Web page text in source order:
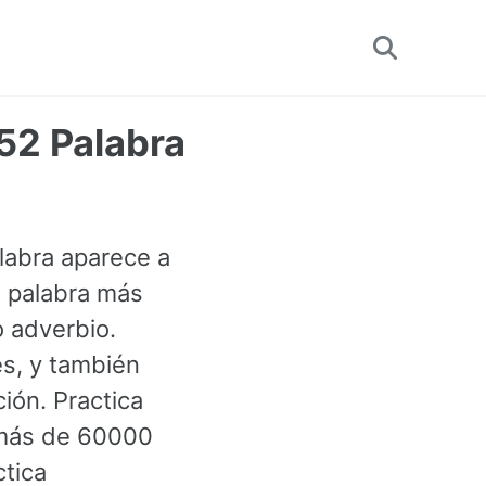
Toggle
Palabra
aparece a
más
adverbio.
y también
Practica
de 60000